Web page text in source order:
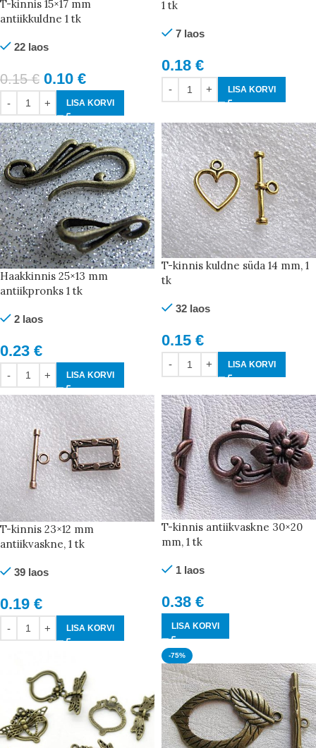
T-kinnis 15×17 mm
antiikkuldne 1 tk
22 laos
0.15€ 0.10 €
LISA KORVI
1 tk
7 laos
0.18 €
LISA KORVI
Haakkinnis 25×13 mm
antiikpronks 1 tk
2 laos
0.23 €
LISA KORVI
T-kinnis kuldne süda 14 mm, 1
tk
32 laos
0.15 €
LISA KORVI
T-kinnis 23×12 mm
antiikvaskne, 1 tk
39 laos
0.19 €
LISA KORVI
T-kinnis antiikvaskne 30×20
mm, 1 tk
1 laos
0.38 €
LISA KORVI
-75%